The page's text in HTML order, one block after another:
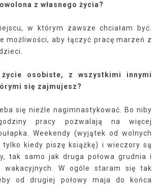
z własnego życia?
w którym zawsze chciałam być.
możliwości, aby łączyć pracę marzeń z
osobiste, z wszystkimi innymi
się zajmujesz?
się nieźle nagimnastykować. Bo niby
pracy pozwalają na więcej
Weekendy (wyjątek od wolnych
tylko kiedy piszę książkę) i wieczory są
tak samo jak druga połowa grudnia i
wakacyjnych. W ogóle staram się tak
od drugiej połowy maja do końca